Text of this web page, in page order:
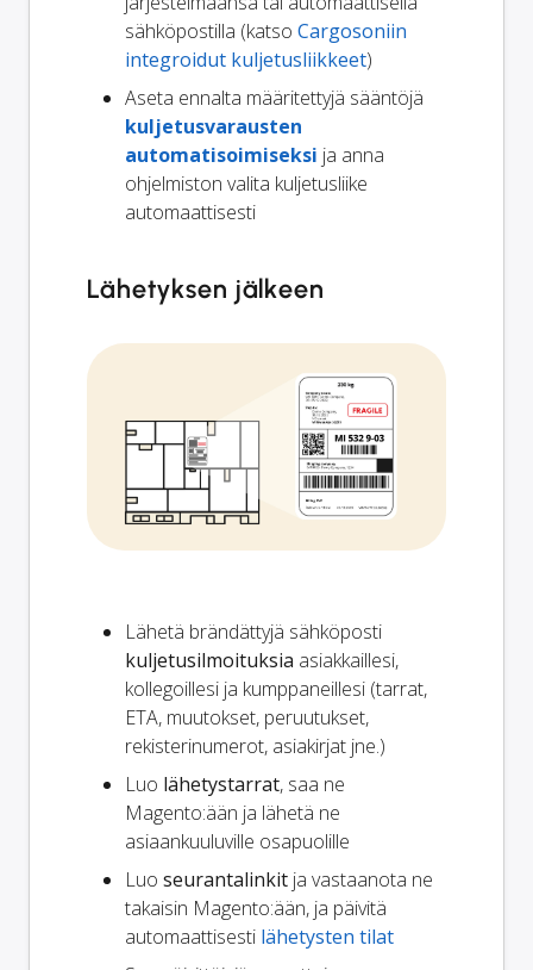
sähköpostilla (katso Cargosoniin
integroidut kuljetusliikkeet)
Aseta ennalta määritettyjä sääntöjä
kuljetusvarausten
automatisoimiseksi ja anna
ohjelmiston valita kuljetusliike
automaattisesti
Lähetyksen jälkeen
Lähetä brändättyjä sähköposti
kuljetusilmoituksia asiakkaillesi,
kollegoillesi ja kumppaneillesi (tarrat,
ETA, muutokset, peruutukset,
rekisterinumerot, asiakirjat jne.)
Luo lähetystarrat, saa ne
Magento:ään ja lähetä ne
asiaankuuluville osapuolille
Luo seurantalinkit ja vastaanota ne
takaisin Magento:ään, ja päivitä
automaattisesti lähetysten tilat